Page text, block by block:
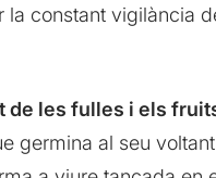
constant vigilància
de les fulles i els
germina al seu